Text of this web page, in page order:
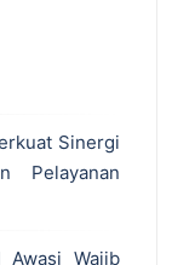
Sinergi
Pelayanan
Awasi Wajib